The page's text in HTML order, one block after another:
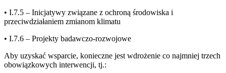
• I.7.5 – Inicjatywy związane z ochroną środowiska i
przeciwdziałaniem zmianom klimatu
• I.7.6 – Projekty badawczo-rozwojowe
Aby uzyskać wsparcie, konieczne jest wdrożenie co najmniej trzech
obowiązkowych interwencji, tj.: